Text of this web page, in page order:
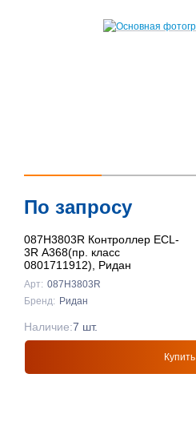
По запросу
087H3803R Контроллер ECL-
3R A368(пр. класс
0801711912), Ридан
Арт: 087H3803R
Бренд: Ридан
Купить
Наличие:7 шт.